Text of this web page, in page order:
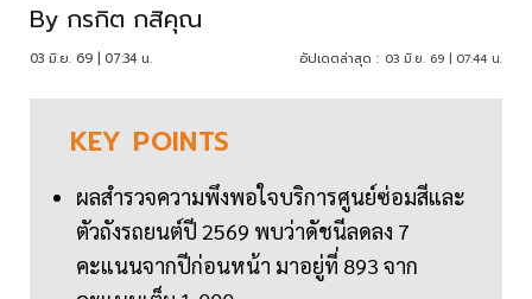
By กรกิต กสิคุณ
03 มิ.ย. 69 | 07:34 น. อัปเดตล่าสุด : 03 มิ.ย. 69 | 07:44 น.
KEY POINTS
ผลสำรวจความพึงพอใจบริการศูนย์ซ่อมสีและ
ตัวถังรถยนต์ปี 2569 พบว่าดัชนีลดลง 7
คะแนนจากปีก่อนหน้า มาอยู่ที่ 893 จาก